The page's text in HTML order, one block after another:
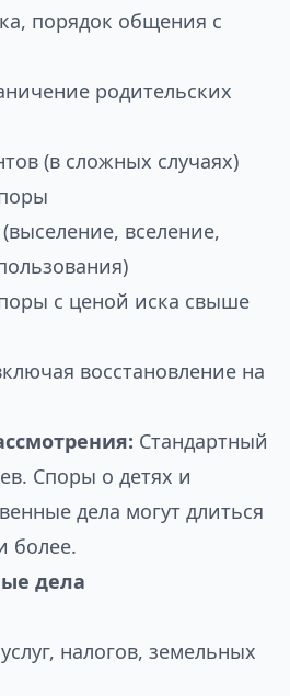
порядок общения с
родительских
(в сложных случаях)
вселение,
с ценой иска свыше
восстановление на
Стандартный
Споры о детях и
дела могут длиться
более.
дела
налогов, земельных